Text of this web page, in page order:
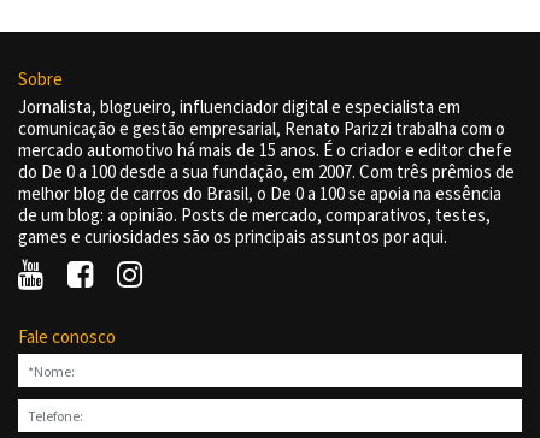
Sobre
Jornalista, blogueiro, influenciador digital e especialista em
comunicação e gestão empresarial, Renato Parizzi trabalha com o
mercado automotivo há mais de 15 anos. É o criador e editor chefe
do De 0 a 100 desde a sua fundação, em 2007. Com três prêmios de
melhor blog de carros do Brasil, o De 0 a 100 se apoia na essência
de um blog: a opinião. Posts de mercado, comparativos, testes,
games e curiosidades são os principais assuntos por aqui.
Fale conosco